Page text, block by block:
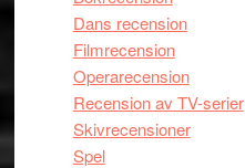
Dans recension
Filmrecension
Operarecension
Recension av TV-serier
Skivrecensioner
Spel